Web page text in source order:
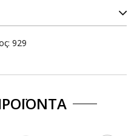
929